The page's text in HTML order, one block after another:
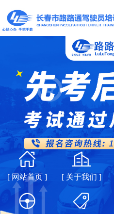
[ 网站首页 ] [ 关于我们 ]